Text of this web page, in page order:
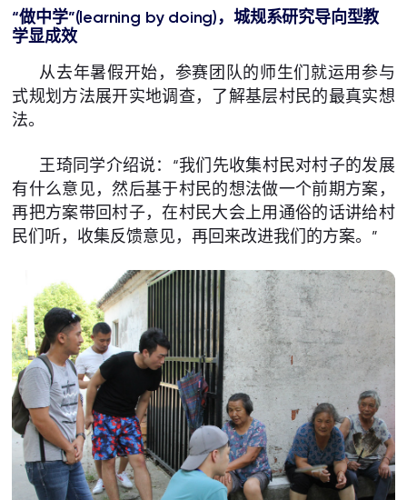
“做中学”(learning by doing)，城规系研究导向型教
学显成效
从去年暑假开始，参赛团队的师生们就运用参与
式规划方法展开实地调查，了解基层村民的最真实想
法。
王琦同学介绍说：“我们先收集村民对村子的发展
有什么意见，然后基于村民的想法做一个前期方案，
再把方案带回村子，在村民大会上用通俗的话讲给村
民们听，收集反馈意见，再回来改进我们的方案。”